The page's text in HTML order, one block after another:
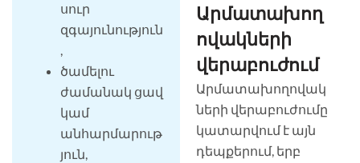
սուր
զգայունություն
,
ծամելու
ժամանակ ցավ
կամ
անհարմարութ
յուն,
Արմատախող
ովակների
վերաբուժում
Արմատախողովակ
ների վերաբուժումը
կատարվում է այն
դեպքերում, երբ